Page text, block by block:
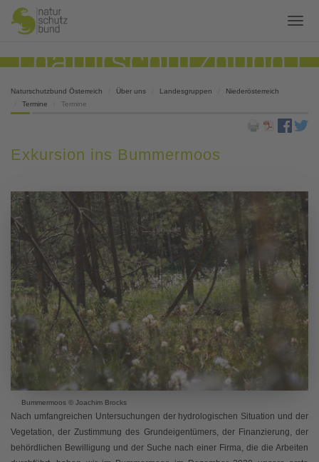
Naturschutzbund Österreich Über uns Landesgruppen
Niederösterreich
Termine
Termine
Exkursion ins Bummermoos
Bummermoos © Joachim Brocks
Nach umfangreichen Untersuchungen der hydrologischen Situation und der
Vegetation, der Zustimmung des Grundeigentümers, der Finanzierung, der
behördlichen Bewilligung und der Suche nach einer Firma, die die Arbeiten